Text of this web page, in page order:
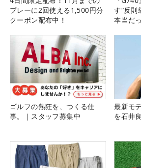
プレーに2回使える1,500円分
クーポン配布中！
す“反則
本当だ
ゴルフの熱狂を、つくる仕
事。｜スタッフ募集中
最新モ
を石井